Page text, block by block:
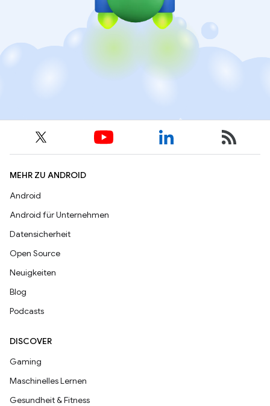
MEHR ZU ANDROID
Android
Android für Unternehmen
Datensicherheit
Open Source
Neuigkeiten
Blog
Podcasts
DISCOVER
Gaming
Maschinelles Lernen
Gesundheit & Fitness